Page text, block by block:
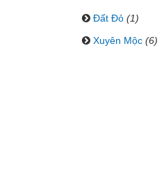
Đất Đỏ (1)
Xuyên Mộc (6)